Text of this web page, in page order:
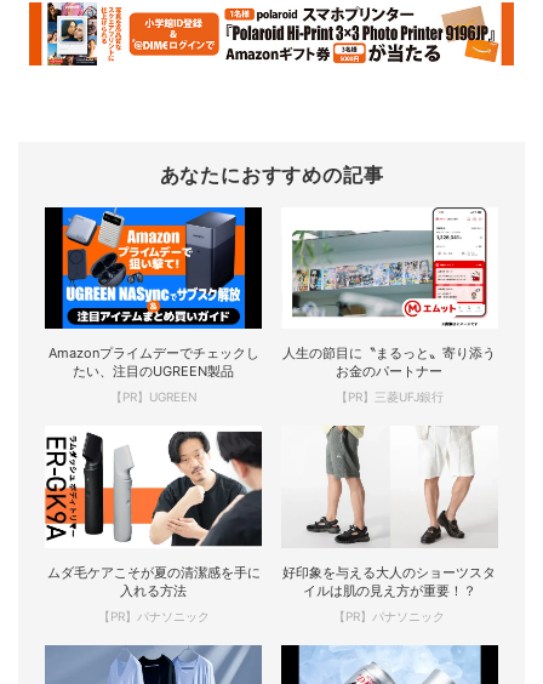
あなたにおすすめの記事
Amazonプライムデーでチェックし
たい、注目のUGREEN製品
【PR】UGREEN
人生の節目に〝まるっと〟寄り添う
お金のパートナー
【PR】三菱UFJ銀行
ムダ毛ケアこそが夏の清潔感を手に
入れる方法
【PR】パナソニック
好印象を与える大人のショーツスタ
イルは肌の見え方が重要！？
【PR】パナソニック